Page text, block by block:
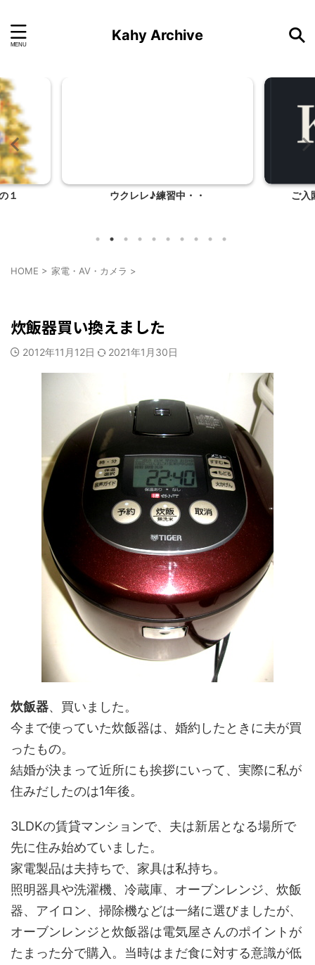
Kahy Archive
ご入園・ご進級おめでとう！！ ま
HOME > 家電・AV・カメラ >
炊飯器買い換えました
2012年11月12日 2021年1月30日
炊飯器、買いました。
今まで使っていた炊飯器は、婚約したときに夫が買
ったもの。
結婚が決まって近所にも挨拶にいって、実際に私が
住みだしたのは1年後。
3LDKの賃貸マンションで、夫は新居となる場所で
先に住み始めていました。
家電製品は夫持ちで、家具は私持ち。
照明器具や洗濯機、冷蔵庫、オーブンレンジ、炊飯
器、アイロン、掃除機などは一緒に選びましたが、
オーブンレンジと炊飯器は電気屋さんのポイントが
たまった分で購入。当時はまだ食に対する意識が低